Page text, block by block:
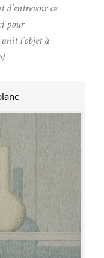
d’entrevoir ce
pour
l’objet à